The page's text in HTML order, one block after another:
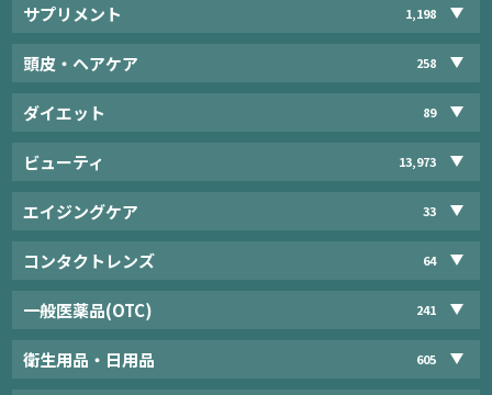
サプリメント 1,198
頭皮・ヘアケア 258
ダイエット 89
ビューティ 13,973
エイジングケア 33
コンタクトレンズ 64
一般医薬品(OTC) 241
衛生用品・日用品 605